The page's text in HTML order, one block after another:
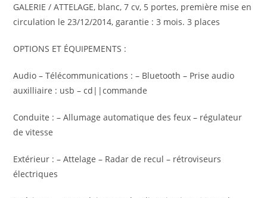
GALERIE / ATTELAGE, blanc, 7 cv, 5 portes, première mise en
circulation le 23/12/2014, garantie : 3 mois. 3 places
OPTIONS ET ÉQUIPEMENTS :
Audio – Télécommunications : – Bluetooth – Prise audio
auxilliaire : usb – cd||commande
Conduite : – Allumage automatique des feux – régulateur
de vitesse
Extérieur : – Attelage – Radar de recul – rétroviseurs
électriques